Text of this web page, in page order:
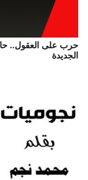
حرب على العقول..
الجديدة